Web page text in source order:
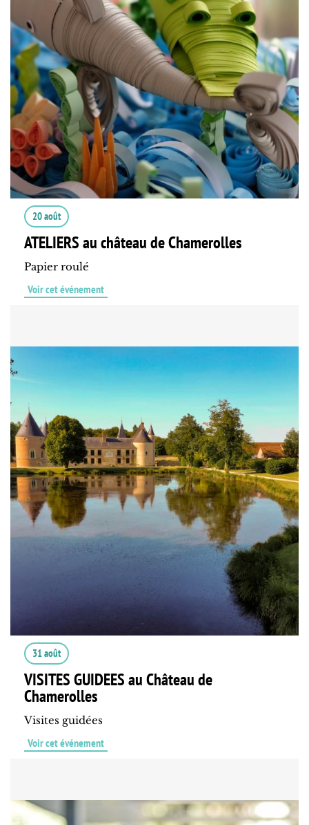
20 août
ATELIERS au château de Chamerolles
Papier roulé
Voir cet événement
31 août
VISITES GUIDEES au Château de
Chamerolles
Visites guidées
Voir cet événement